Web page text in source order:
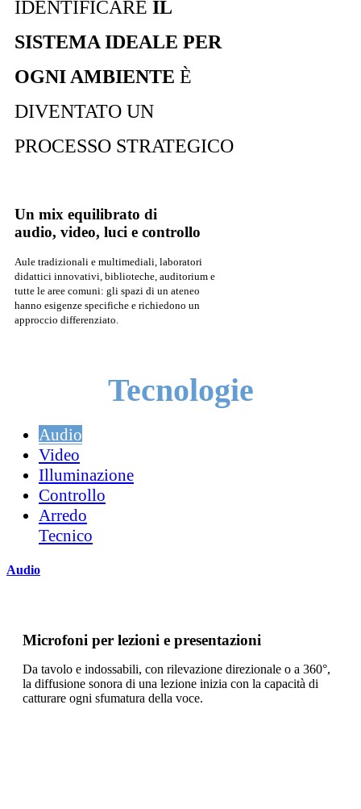
IDENTIFICARE IL
SISTEMA IDEALE PER
OGNI AMBIENTE È
DIVENTATO UN
PROCESSO STRATEGICO
Un mix equilibrato di
audio, video, luci e controllo
Aule tradizionali e multimediali, laboratori
didattici innovativi, biblioteche, auditorium e
tutte le aree comuni: gli spazi di un ateneo
hanno esigenze specifiche e richiedono un
approccio differenziato.
Tecnologie
Audio
Video
Illuminazione
Controllo
Arredo
Tecnico
Audio
Microfoni per lezioni e presentazioni
Da tavolo e indossabili, con rilevazione direzionale o a 360°,
la diffusione sonora di una lezione inizia con la capacità di
catturare ogni sfumatura della voce.